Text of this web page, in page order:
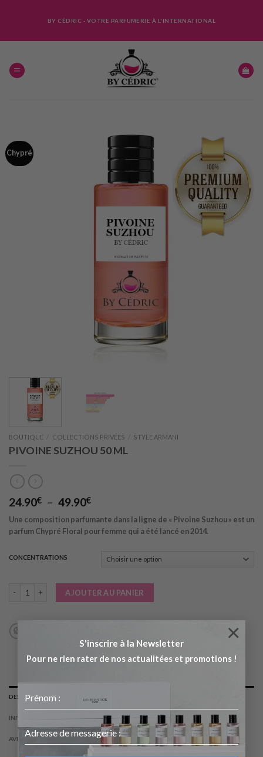
S'inscrire à la Newsletter
Pour ne rien rater de nos actualitées et promotions !
×
BY CÉDRIC - VOTRE PARFUMERIE À L'INTERNATIONAL
Chypré
BOUTIQUE COLLECTIONS PRIVÉES STYLE ARMANI
PIVOINE SUZHOU 50 ML
24.90€ – 49.90€Plage
prix :
24.90€
49.90€
Une composition parfumante dans la ligne de « Pivoine Suzhou » est un
parfum Chypré Floral pour femme qui a été lancé en 2014.
CONCENTRATIONS
AJOUTER AU PANIER
DESCRIPTION
INFORMATIONS COMPLÉMENTAIRES
AVIS (0)